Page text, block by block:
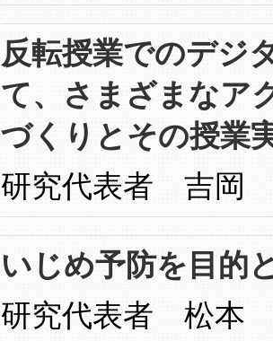
反転授業でのデジ
て、さまざまなア
づくりとその授業
研究代表者 吉岡
いじめ予防を目的
研究代表者 松本